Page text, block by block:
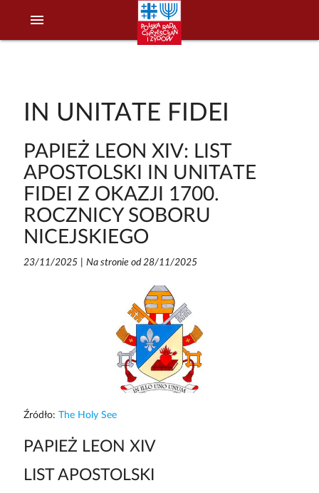
menu
IN UNITATE FIDEI
PAPIEŻ LEON XIV: LIST
APOSTOLSKI IN UNITATE
FIDEI Z OKAZJI 1700.
ROCZNICY SOBORU
NICEJSKIEGO
23/11/2025| Na stronie od 28/11/2025
Źródło: The Holy See
PAPIEŻ LEON XIV
LIST APOSTOLSKI